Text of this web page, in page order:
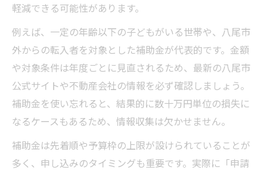
軽減できる可能性があります。
例えば、一定の年齢以下の子どもがいる世帯や、八尾市
外からの転入者を対象とした補助金が代表的です。金額
や対象条件は年度ごとに見直されるため、最新の八尾市
公式サイトや不動産会社の情報を必ず確認しましょう。
補助金を使い忘れると、結果的に数十万円単位の損失に
なるケースもあるため、情報収集は欠かせません。
補助金は先着順や予算枠の上限が設けられていることが
多く、申し込みのタイミングも重要です。実際に「申請